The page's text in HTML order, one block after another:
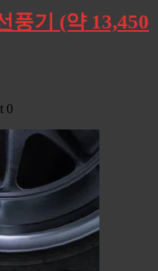
풍기 (약 13,450
0